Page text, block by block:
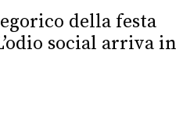
della festa
social arriva in